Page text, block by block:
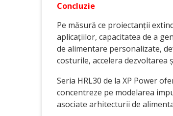
Concluzie
Pe măsură ce proiectanții
aplicațiilor, capacitatea de a
de alimentare personalizate,
costurile, accelera dezvoltarea
Seria HRL30 de la XP Power
concentreze pe modelarea
asociate arhitecturii de